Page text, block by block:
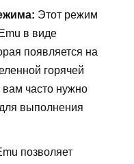
Этот режим
в виде
появляется на
горячей
часто нужно
выполнения
позволяет